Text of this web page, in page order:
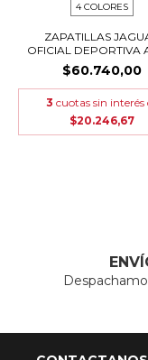
4 COLORES
ZAPATILLAS
OFICIAL DEPORTIVA
$60.740,00
3 cuotas sin interés
$20.246,67